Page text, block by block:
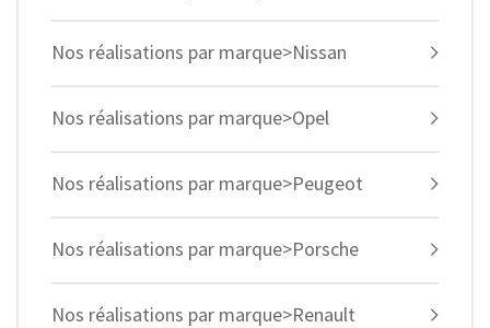
Nos réalisations par marque>Nissan
Nos réalisations par marque>Opel
Nos réalisations par marque>Peugeot
Nos réalisations par marque>Porsche
Nos réalisations par marque>Renault